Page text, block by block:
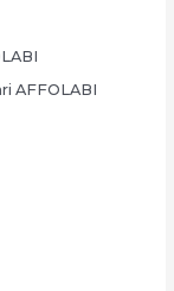
AFFOLABI